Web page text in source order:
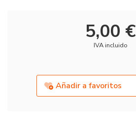
5,00 €
IVA incluido
Añadir a favoritos